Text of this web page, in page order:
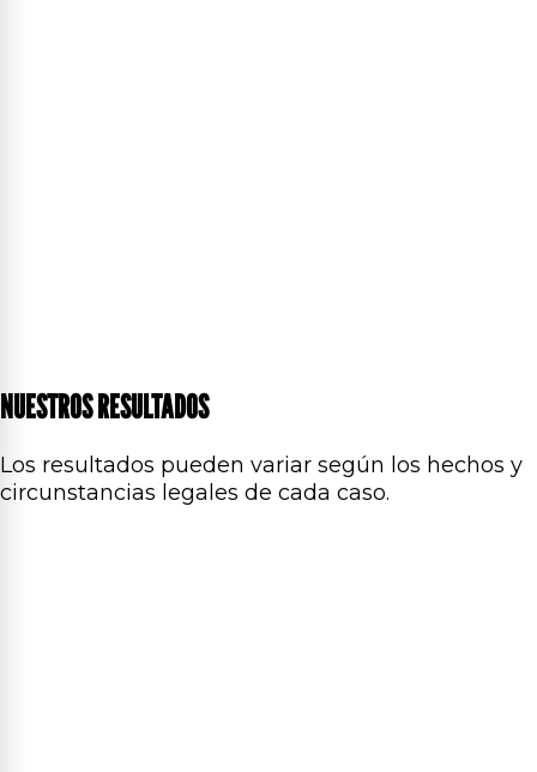
NUESTROS RESULTADOS
Los resultados pueden variar según los hechos y
circunstancias legales de cada caso.